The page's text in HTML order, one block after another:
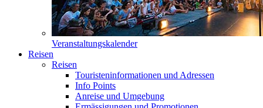
Veranstaltungskalender
Reisen
Reisen
Touristeninformationen und Adressen
Info Points
Anreise und Umgebung